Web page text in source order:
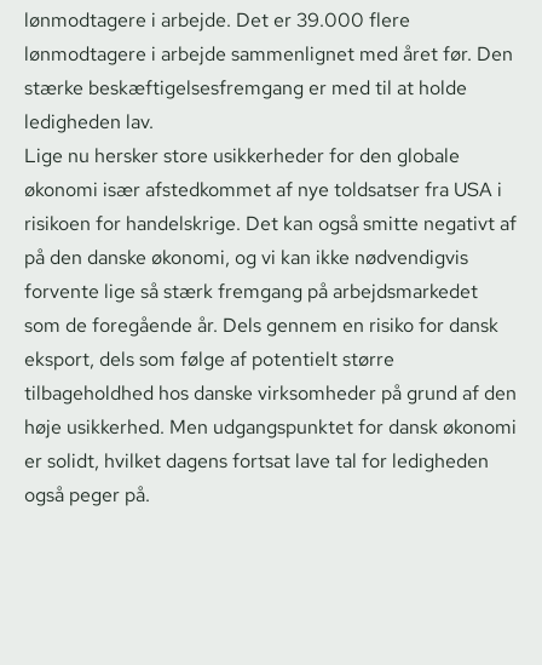
lønmodtagere i arbejde. Det er 39.000 flere
lønmodtagere i arbejde sammenlignet med året før. Den
stærke be­skæf­ti­gel­ses­frem­gang er med til at holde
ledigheden lav.
Lige nu hersker store usikkerheder for den globale
økonomi især afstedkommet af nye toldsatser fra USA i
risikoen for handelskrige. Det kan også smitte negativt af
på den danske økonomi, og vi kan ikke nødvendigvis
forvente lige så stærk fremgang på ar­bejds­mar­ke­det
som de foregående år. Dels gennem en risiko for dansk
eksport, dels som følge af potentielt større
tilbageholdhed hos danske virksomheder på grund af den
høje usikkerhed. Men udgangspunktet for dansk økonomi
er solidt, hvilket dagens fortsat lave tal for ledigheden
også peger på.